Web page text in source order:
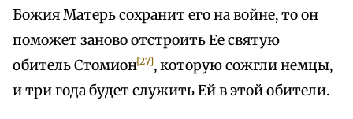
Божия Матерь сохранит его на войне, то он
поможет заново отстроить Ее святую
обитель Стомион[27], которую сожгли немцы,
и три года будет служить Ей в этой обители.